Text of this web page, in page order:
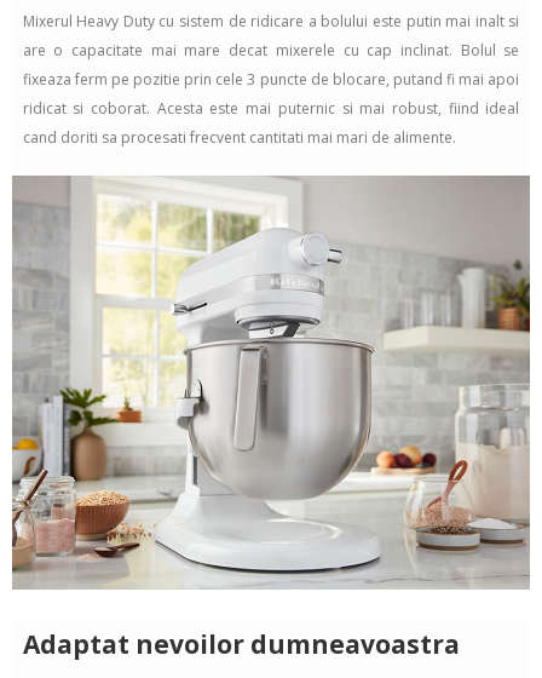
Mixerul Heavy Duty cu sistem de ridicare a bolului este putin mai inalt si
are o capacitate mai mare decat mixerele cu cap inclinat. Bolul se
fixeaza ferm pe pozitie prin cele 3 puncte de blocare, putand fi mai apoi
ridicat si coborat. Acesta este mai puternic si mai robust, fiind ideal
cand doriti sa procesati frecvent cantitati mai mari de alimente.
Adaptat nevoilor dumneavoastra